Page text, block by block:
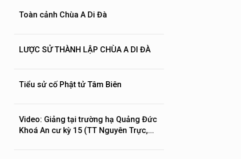
Toàn cảnh Chùa A Di Đà
LƯỢC SỬ THÀNH LẬP CHÙA A DI ĐÀ
Tiểu sử cố Phật tử Tâm Biên
Video: Giảng tại trường hạ Quảng Đức
Khoá An cư kỳ 15 (TT Nguyên Trực,...